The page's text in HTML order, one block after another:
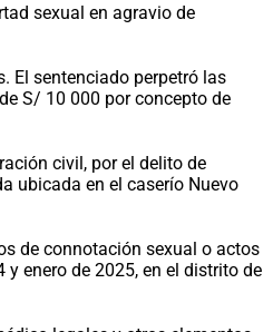
sexual en agravio de
El sentenciado perpetró las
S/ 10 000 por concepto de
civil, por el delito de
ubicada en el caserío Nuevo
de connotación sexual o actos
enero de 2025, en el distrito de